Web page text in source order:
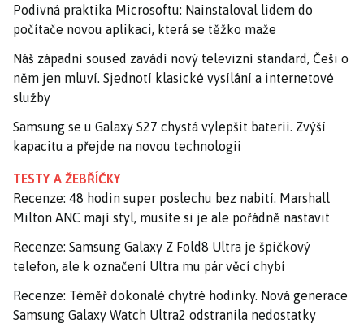
Podivná praktika Microsoftu: Nainstaloval lidem do
počítače novou aplikaci, která se těžko maže
Náš západní soused zavádí nový televizní standard, Češi o
něm jen mluví. Sjednotí klasické vysílání a internetové
služby
Samsung se u Galaxy S27 chystá vylepšit baterii. Zvýší
kapacitu a přejde na novou technologii
TESTY A ŽEBŘÍČKY
Recenze: 48 hodin super poslechu bez nabití. Marshall
Milton ANC mají styl, musíte si je ale pořádně nastavit
Recenze: Samsung Galaxy Z Fold8 Ultra je špičkový
telefon, ale k označení Ultra mu pár věcí chybí
Recenze: Téměř dokonalé chytré hodinky. Nová generace
Samsung Galaxy Watch Ultra2 odstranila nedostatky